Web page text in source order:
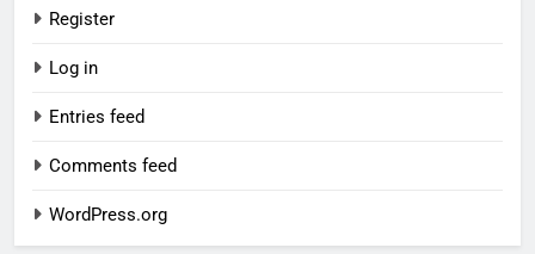
Register
Log in
Entries feed
Comments feed
WordPress.org